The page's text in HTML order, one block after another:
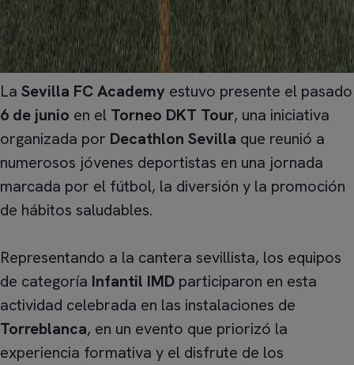
La Sevilla FC Academy estuvo presente el pasado
6 de junio en el Torneo DKT Tour, una iniciativa
organizada por Decathlon Sevilla que reunió a
numerosos jóvenes deportistas en una jornada
marcada por el fútbol, la diversión y la promoción
de hábitos saludables.
Representando a la cantera sevillista, los equipos
de categoría Infantil IMD participaron en esta
actividad celebrada en las instalaciones de
Torreblanca, en un evento que priorizó la
experiencia formativa y el disfrute de los